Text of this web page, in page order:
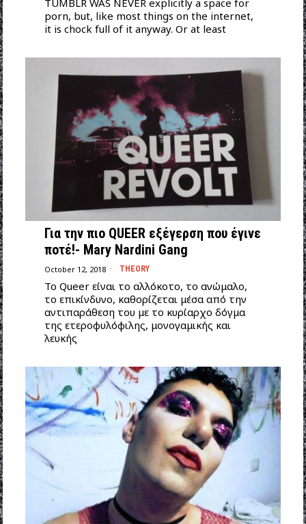
porn, but, like most things on the internet,
it is chock full of it anyway. Or at least
Για την πιο QUEER εξέγερση που έγινε
ποτέ!- Mary Nardini Gang
October 12, 2018 THEORY
Το Queer είναι το αλλόκοτο, το ανώμαλο,
το επικίνδυνο, καθορίζεται μέσα από την
αντιπαράθεση του με το κυρίαρχο δόγμα
της ετεροφυλόφιλης, μονογαμικής και
λευκής